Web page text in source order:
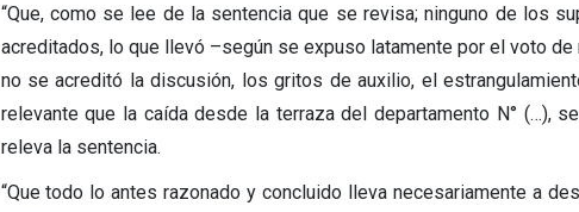
“Que, como se lee de la sentencia que se revisa; ninguno de los
acreditados, lo que llevó –según se expuso latamente por el voto
no se acreditó la discusión, los gritos de auxilio, el
relevante que la caída desde la terraza del departamento N° (…),
releva la sentencia.
“Que todo lo antes razonado y concluido lleva necesariamente a